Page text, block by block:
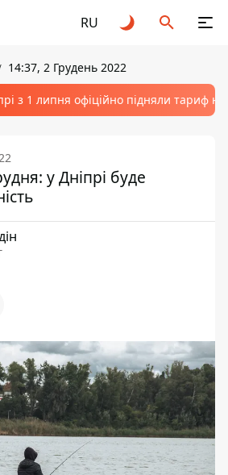
RU
14:37, 2 Грудень 2022
з 1 липня офіційно підняли тариф
у Дніпрі буде